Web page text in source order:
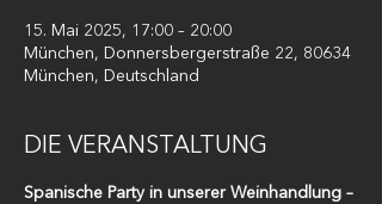
15. Mai 2025, 17:00 – 20:00
München, Donnersbergerstraße 22, 80634
München, Deutschland
DIE VERANSTALTUNG
Spanische Party in unserer Weinhandlung –